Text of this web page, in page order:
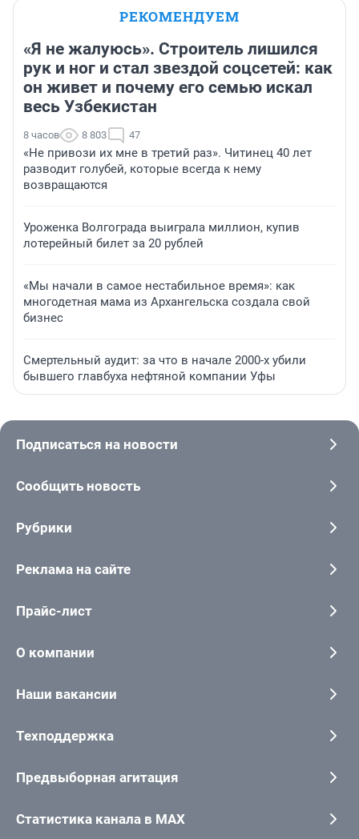
РЕКОМЕНДУЕМ
«Я не жалуюсь». Строитель лишился
рук и ног и стал звездой соцсетей: как
он живет и почему его семью искал
весь Узбекистан
8 часов 8 803 47
«Не привози их мне в третий раз». Читинец 40 лет
разводит голубей, которые всегда к нему
возвращаются
Уроженка Волгограда выиграла миллион, купив
лотерейный билет за 20 рублей
«Мы начали в самое нестабильное время»: как
многодетная мама из Архангельска создала свой
бизнес
Смертельный аудит: за что в начале 2000-х убили
бывшего главбуха нефтяной компании Уфы
Подписаться на новости
Сообщить новость
Рубрики
Реклама на сайте
Прайс-лист
О компании
Наши вакансии
Техподдержка
Предвыборная агитация
Статистика канала в MAX